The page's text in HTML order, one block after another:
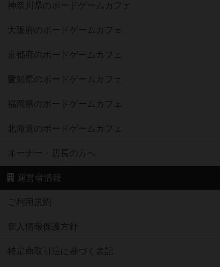
神奈川県のボードゲームカフェ
大阪府のボードゲームカフェ
京都府のボードゲームカフェ
愛知県のボードゲームカフェ
福岡県のボードゲームカフェ
北海道のボードゲームカフェ
オーナー・店長の方へ
運営者情報
ご利用規約
個人情報保護方針
特定商取引法に基づく表記